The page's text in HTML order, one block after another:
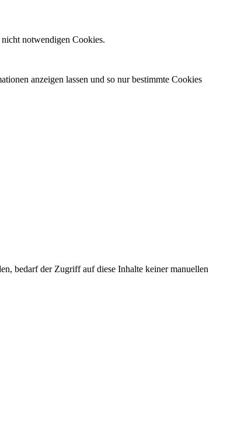
notwendigen Cookies.
anzeigen lassen und so nur bestimmte Cookies
bedarf der Zugriff auf diese Inhalte keiner manuellen